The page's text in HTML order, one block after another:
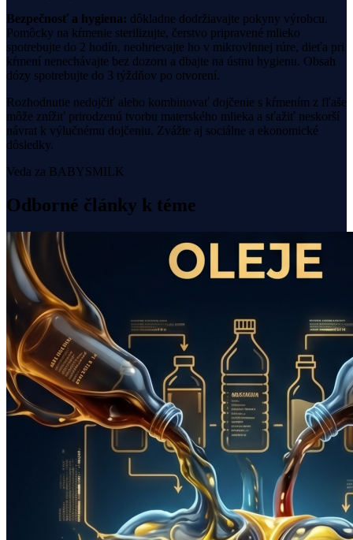
Bezpečnosť a hygiena: dôkladne dodržiavajte pokyny výrobcu.
Pomôcky na kŕmenie sterilizujte, čerstvo pripravené mlieko
spotrebujte do 2 hodín, neohrievajte ho v mikrovlnnej rúre, dieťa pri
kŕmení nenechávajte bez dozoru a dbajte na ústnu hygienu. Obsah
dózy spotrebujte do 3 týždňov po otvorení.
Rozhodnutie nedojčiť alebo kombinovať dojčenie s kŕmením z fľaše
môže znížiť prirodzenú tvorbu materského mlieka a sťažiť neskorší
návrat k výlučnému dojčeniu. Zvážte aj sociálne a ekonomické
dôsledky.
Veda za BABYSMILK
Odborné články k téme